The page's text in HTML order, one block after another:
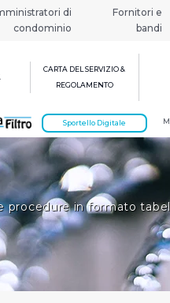
di
condominio
Fornitori e
bandi
CARTA DEL SERVIZIO &
REGOLAMENTO
Sportello Digitale
procedure in formato